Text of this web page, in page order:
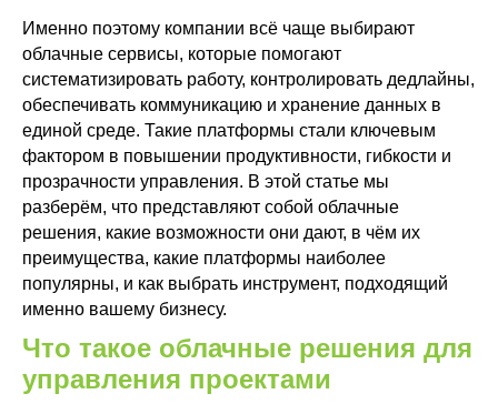
Именно поэтому компании всё чаще выбирают
облачные сервисы, которые помогают
систематизировать работу, контролировать дедлайны,
обеспечивать коммуникацию и хранение данных в
единой среде. Такие платформы стали ключевым
фактором в повышении продуктивности, гибкости и
прозрачности управления. В этой статье мы
разберём, что представляют собой облачные
решения, какие возможности они дают, в чём их
преимущества, какие платформы наиболее
популярны, и как выбрать инструмент, подходящий
именно вашему бизнесу.
Что такое облачные решения для
управления проектами